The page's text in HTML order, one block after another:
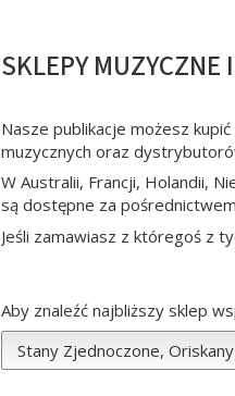
SKLEPY MUZYCZNE
Nasze publikacje możesz
muzycznych oraz
W Australii, Francji, Holandii,
są dostępne za
Jeśli zamawiasz z któregoś z
Aby znaleźć najbliższy sklep